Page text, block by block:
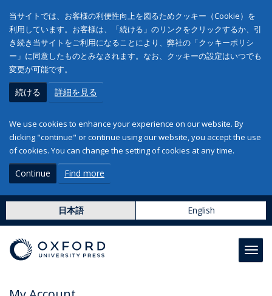
当サイトでは、お客様の利便性向上を図るためクッキー（Cookie）を
利用しています。お客様は、「続ける」のリンクをクリックするか、引
き続き当サイトをご利用になることにより、弊社の「クッキーポリシ
ー」に同意したものとみなされます。なお、クッキーの設定はいつでも
変更が可能です。
続ける 詳細を見る
We use cookies to enhance your experience on our website. By
clicking "continue" or continue using our website, you accept the use
of cookies. You can change the setting of cookies at any time.
Continue Find more
日本語 English